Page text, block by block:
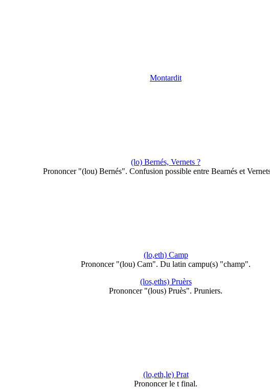
Montardit
(lo) Bernés, Vernets ?
Prononcer "(lou) Bernés". Confusion possible entre Bearnés et
(lo,eth) Camp
Prononcer "(lou) Cam". Du latin campu(s) "champ".
(los,eths) Pruèrs
Prononcer "(lous) Pruès". Pruniers.
(lo,eth,le) Prat
Prononcer le t final.